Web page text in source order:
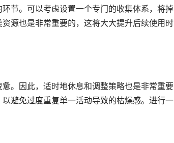
节。可以考虑设置一个专门的收集体系，将掉
源也是非常重要的，这将大大提升后续使用时
。因此，适时地休息和调整策略也是非常重要
避免过度重复单一活动导致的枯燥感。进行一